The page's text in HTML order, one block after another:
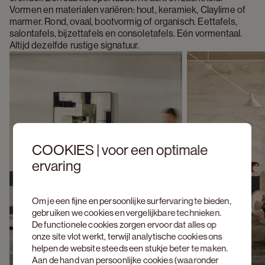
COOKIES | voor een optimale
ervaring
Om je een fijne en persoonlijke surfervaring te bieden,
gebruiken we cookies en vergelijkbare technieken.
De functionele cookies zorgen ervoor dat alles op
onze site vlot werkt, terwijl analytische cookies ons
helpen de website steeds een stukje beter te maken.
Aan de hand van persoonlijke cookies (waaronder
Vormen en materialen variëren: hout, keramiek, Claylime of
marmer. Rond, ovaal, bootvormig of organisch. Eettafels,
salontafels, bijzettafels en consoletafels. Eén vormentaal.
Altijd dezelfde rustige signatuur.